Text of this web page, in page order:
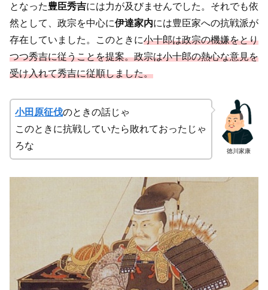
となった豊臣秀吉には力が及びませんでした。それでも依
然として、政宗を中心に伊達家内には豊臣家への抗戦派が
存在していました。このときに小十郎は政宗の機嫌をとり
つつ秀吉に従うことを提案。政宗は小十郎の熱心な意見を
受け入れて秀吉に従順しました。
徳川家康
小田原征伐のときの話じゃ
このときに抗戦していたら敗れておったじゃ
ろな